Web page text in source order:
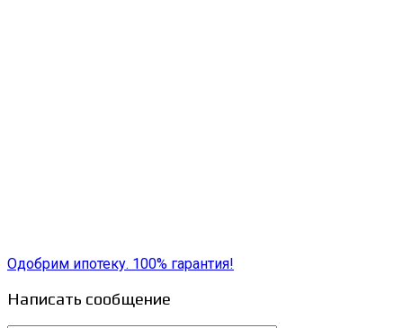
Одобрим ипотеку. 100% гарантия!
Написать сообщение